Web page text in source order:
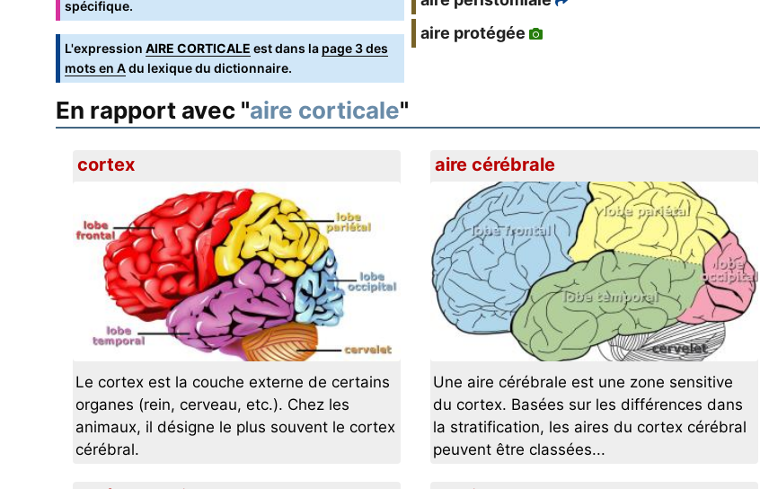
spécifique.
L'expression AIRE CORTICALE est dans la page 3 des
mots en Adu lexique du dictionnaire.
aire protégée
En rapport avec "aire corticale"
cortex
Le cortex est la couche externe de certains
organes (rein, cerveau, etc.). Chez les
animaux, il désigne le plus souvent le cortex
cérébral.
aire cérébrale
Une aire cérébrale est une zone sensitive
du cortex. Basées sur les différences dans
la stratification, les aires du cortex cérébral
peuvent être classées...